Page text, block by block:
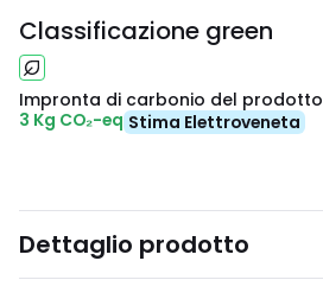
Classificazione green
Impronta di carbonio del prodotto
3 Kg CO₂-eq Stima Elettroveneta
Dettaglio prodotto